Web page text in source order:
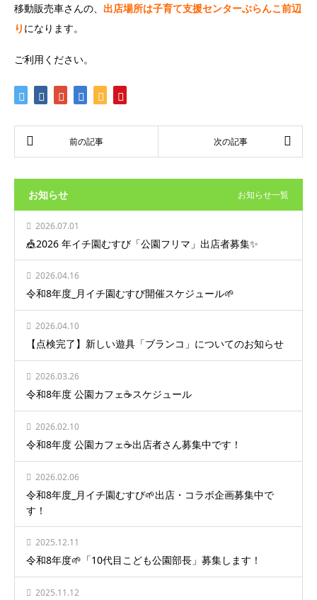
移動販売車さんの、 出店場所は子育て支援センターぶらんこ前辺
り になります。
ご利用ください。
お知らせ お知らせ一覧
2026.07.01
🎪2026 年イチ園むすび「公園フリマ」出店者募集✨
2026.04.16
令和8年度_月イチ園むすび開催スケジュール🌱
2026.04.10
【点検完了】新しい遊具「ブランコ」についてのお知らせ
2026.03.26
令和8年度 公園カフェ☕️スケジュール
2026.02.10
令和8年度 公園カフェ☕️出店者さん募集中です！
2026.02.06
令和8年度_月イチ園むすび🌱出店・コラボ企画募集中で
す！
2025.12.11
令和8年度🌱「10代目こども公園部長」募集します！
2025.11.12